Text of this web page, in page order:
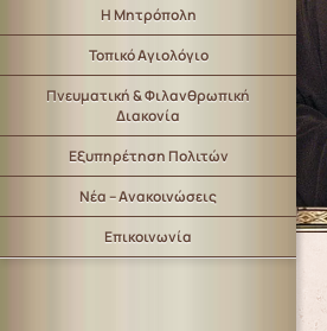
Η Μητρόπολη
Τοπικό Αγιολόγιο
Πνευματική & Φιλανθρωπική
Διακονία
Εξυπηρέτηση Πολιτών
Νέα – Ανακοινώσεις
Επικοινωνία